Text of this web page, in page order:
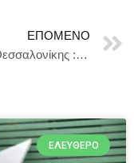
ΕΠΌΜΕΝΟ
Δήμος Θεσσαλονίκης : Συνέντευξη Τύπου για το Φεστιβάλ «Καλοκαίρι στο Θέατρο Κήπου 2026»
ΕΛΕΎΘΕΡΟ